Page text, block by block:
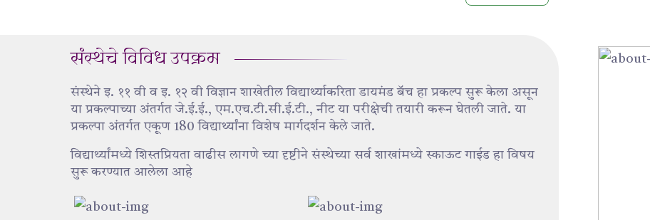
संस्थेचे विविध उपक्रम
संस्थेने इ. ११ वी व इ. १२ वी विज्ञान शाखेतील विद्यार्थ्याकरिता डायमंड बॅच हा प्रकल्प सुरू केला असून
या प्रकल्पाच्या अंतर्गत जे.ई.ई., एम.एच.टी.सी.ई.टी., नीट या परीक्षेची तयारी करून घेतली जाते. या
प्रकल्पा अंतर्गत एकूण 180 विद्यार्थ्यांना विशेष मार्गदर्शन केले जाते.
विद्यार्थ्यांमध्ये शिस्तप्रियता वाढीस लागणे च्या दृष्टीने संस्थेच्या सर्व शाखांमध्ये स्काऊट गाईड हा विषय
सुरू करण्यात आलेला आहे